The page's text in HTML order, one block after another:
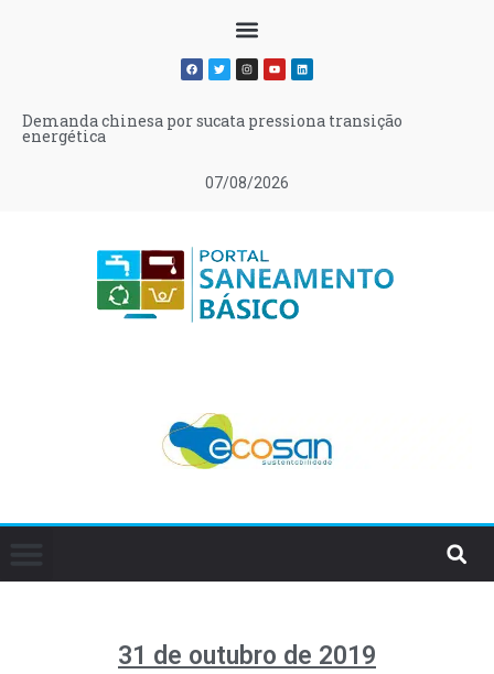
07/08/2026
Demanda chinesa por sucata pressiona transição
energética
31 de outubro de 2019